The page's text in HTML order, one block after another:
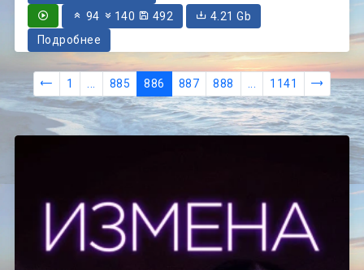
94
140 492
4.21 Gb
Подробнее
1 ... 885 886 887 888 ... 1141